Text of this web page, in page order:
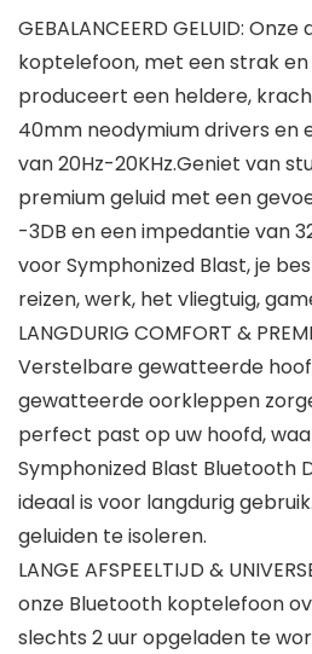
GEBALANCEERD GELUID:
koptelefoon, met een strak
produceert een heldere,
40mm neodymium drivers en
van 20Hz-20KHz.Geniet van
premium geluid met een
-3DB en een impedantie van
voor Symphonized Blast, je
reizen, werk, het vliegtuig,
LANGDURIG COMFORT &
Verstelbare gewatteerde
gewatteerde oorkleppen
perfect past op uw hoofd,
Symphonized Blast Bluetooth
ideaal is voor langdurig
geluiden te isoleren.
LANGE AFSPEELTIJD &
onze Bluetooth koptelefoon
slechts 2 uur opgeladen te